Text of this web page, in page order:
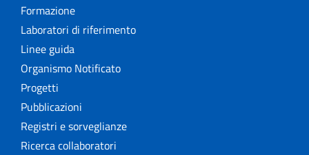
Formazione
Laboratori di riferimento
Linee guida
Organismo Notificato
Progetti
Pubblicazioni
Registri e sorveglianze
Ricerca collaboratori